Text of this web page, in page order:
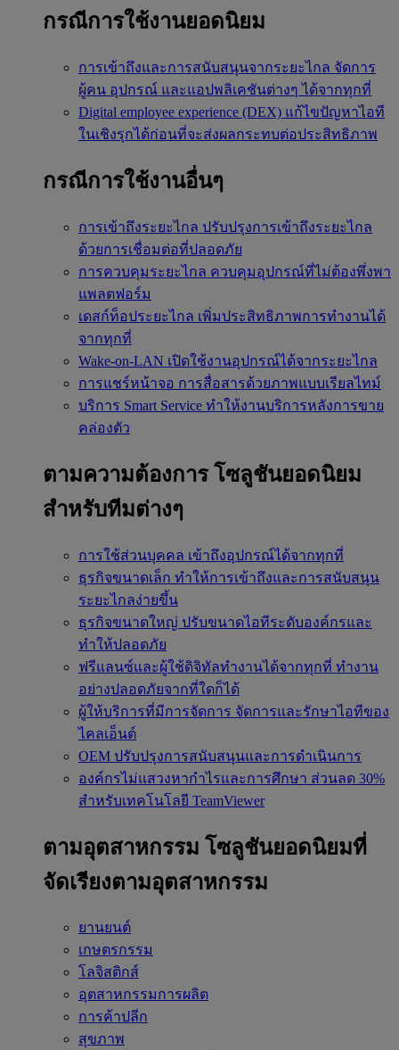
กรณีการใช้งานยอดนิยม
การเข้าถึงและการสนับสนุนจากระยะไกล จัดการ
ผู้คน อุปกรณ์ และแอปพลิเคชันต่างๆ ได้จากทุกที่
Digital employee experience (DEX) แก้ไขปัญหาไอที
ในเชิงรุกได้ก่อนที่จะส่งผลกระทบต่อประสิทธิภาพ
กรณีการใช้งานอื่นๆ
การเข้าถึงระยะไกล ปรับปรุงการเข้าถึงระยะไกล
ด้วยการเชื่อมต่อที่ปลอดภัย
การควบคุมระยะไกล ควบคุมอุปกรณ์ที่ไม่ต้องพึ่งพา
แพลตฟอร์ม
เดสก์ท็อประยะไกล เพิ่มประสิทธิภาพการทำงานได้
จากทุกที่
Wake-on-LAN เปิดใช้งานอุปกรณ์ได้จากระยะไกล
การแชร์หน้าจอ การสื่อสารด้วยภาพแบบเรียลไทม์
บริการ Smart Service ทำให้งานบริการหลังการขาย
คล่องตัว
ตามความต้องการ โซลูชันยอดนิยม
สำหรับทีมต่างๆ
การใช้ส่วนบุคคล เข้าถึงอุปกรณ์ได้จากทุกที่
ธุรกิจขนาดเล็ก ทำให้การเข้าถึงและการสนับสนุน
ระยะไกลง่ายขึ้น
ธุรกิจขนาดใหญ่ ปรับขนาดไอทีระดับองค์กรและ
ทำให้ปลอดภัย
ฟรีแลนซ์และผู้ใช้ดิจิทัลทำงานได้จากทุกที่ ทำงาน
อย่างปลอดภัยจากที่ใดก็ได้
ผู้ให้บริการที่มีการจัดการ จัดการและรักษาไอทีของ
ไคลเอ็นต์
OEM ปรับปรุงการสนับสนุนและการดำเนินการ
องค์กรไม่แสวงหากำไรและการศึกษา ส่วนลด 30%
สำหรับเทคโนโลยี TeamViewer
ตามอุตสาหกรรม โซลูชันยอดนิยมที่
จัดเรียงตามอุตสาหกรรม
ยานยนต์
เกษตรกรรม
โลจิสติกส์
อุตสาหกรรมการผลิต
การค้าปลีก
สุขภาพ